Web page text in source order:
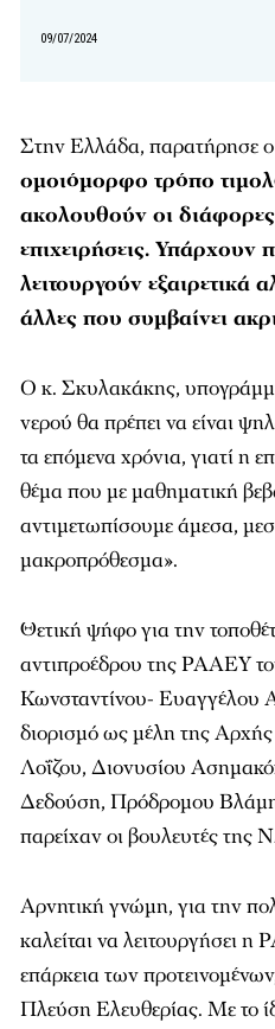
09/07/2024
Στην Ελλάδα, παρατήρησε
ομοιόμορφο τρόπο
ακολουθούν οι
επιχειρήσεις.
λειτουργούν εξαιρετικά
άλλες που συμβαίνει
Ο κ. Σκυλακάκης,
νερού θα πρέπει να είναι
τα επόμενα χρόνια, γιατί η
θέμα που με μαθηματική
αντιμετωπίσουμε άμεσα,
μακροπρόθεσμα».
Θετική ψήφο για την
αντιπροέδρου της ΡΑΑΕΥ
Κωνσταντίνου- Ευαγγέλου
διορισμό ως μέλη της
Λοΐζου, Διονυσίου
Δεδούση, Πρόδρομου
παρείχαν οι βουλευτές της
Αρνητική γνώμη, για την
καλείται να λειτουργήσει
επάρκεια των
Πλεύση Ελευθερίας. Με το